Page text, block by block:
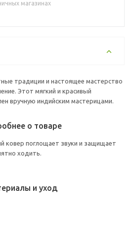
магазинах
традиции и настоящее мастерство
Этот мягкий и красивый
вручную индийским мастерицами.
о товаре
ковер поглощает звуки и защищает
ходить.
и уход